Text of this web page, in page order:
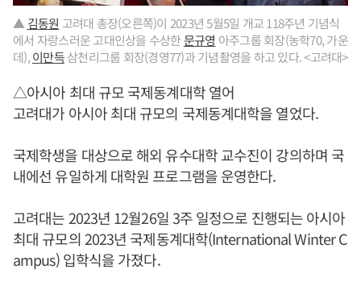
▲ 김동원 고려대 총장(오른쪽)이 2023년 5월5일 개교 118주년 기념식
에서 자랑스러운 고대인상을 수상한문규영 아주그룹 회장(농학70, 가운
데),이만득삼천리그룹 회장(경영77)과 기념촬영을 하고 있다. <고려대>
△아시아 최대 규모 국제동계대학 열어
고려대가 아시아 최대 규모의 국제동계대학을 열었다.
국제학생을 대상으로 해외 유수대학 교수진이 강의하며 국
내에선 유일하게 대학원 프로그램을 운영한다.
고려대는 2023년 12월26일 3주 일정으로 진행되는 아시아
최대 규모의 2023년 국제동계대학(International Winter C
ampus) 입학식을 가졌다.